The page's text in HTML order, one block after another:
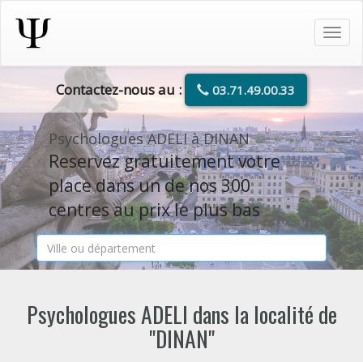
Contactez-nous au : 03.71.49.00.33
Psychologues ADELI à DINAN
Reservez gratuitement votre
place dans un de nos 300
centres au prix le plus bas
Psychologues ADELI dans la localité de
"DINAN"